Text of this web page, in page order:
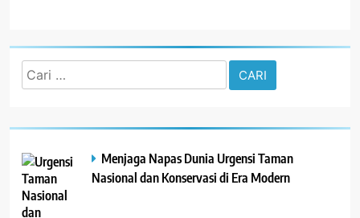
Cari
untuk:
Menjaga Napas Dunia Urgensi Taman
Nasional dan Konservasi di Era Modern